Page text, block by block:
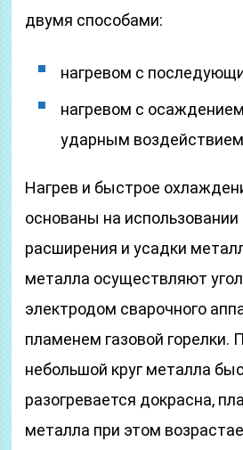
двумя способами:
нагревом с
нагревом с
ударным воздействием
Нагрев и быстрое
основаны на использовании
расширения и усадки
металла осуществляют
электродом сварочного
пламенем газовой горелки.
небольшой круг металла
разогревается докрасна,
металла при этом